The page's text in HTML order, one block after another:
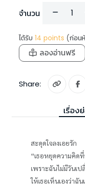
จำนวน
ได้รับ 14 points (ก่อน
ลองอ่านฟรี
Share:
เรื่อง
สะดุดใจลงเอยรัก
“เธอหยุดความคิด
เพราะฉันไม่มีวันเป
ให้เธอเห็นเองว่า